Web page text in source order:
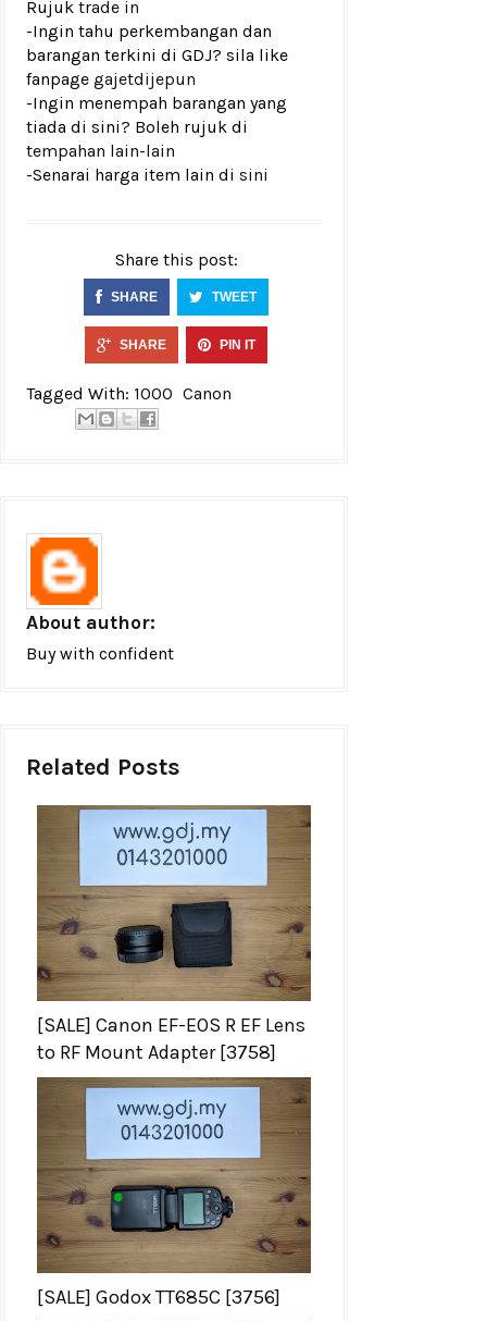
Rujuk trade in
-Ingin tahu perkembangan dan
barangan terkini di GDJ? sila like
fanpage gajetdijepun
-Ingin menempah barangan yang
tiada di sini? Boleh rujuk di
tempahan lain-lain
-Senarai harga item lain di sini
Share this post:
SHARE TWEET
SHARE PIN IT
Tagged With: 1000 Canon
About author:
Buy with confident
Related Posts
[SALE] Canon EF-EOS R EF Lens
to RF Mount Adapter [3758]
[SALE] Godox TT685C [3756]